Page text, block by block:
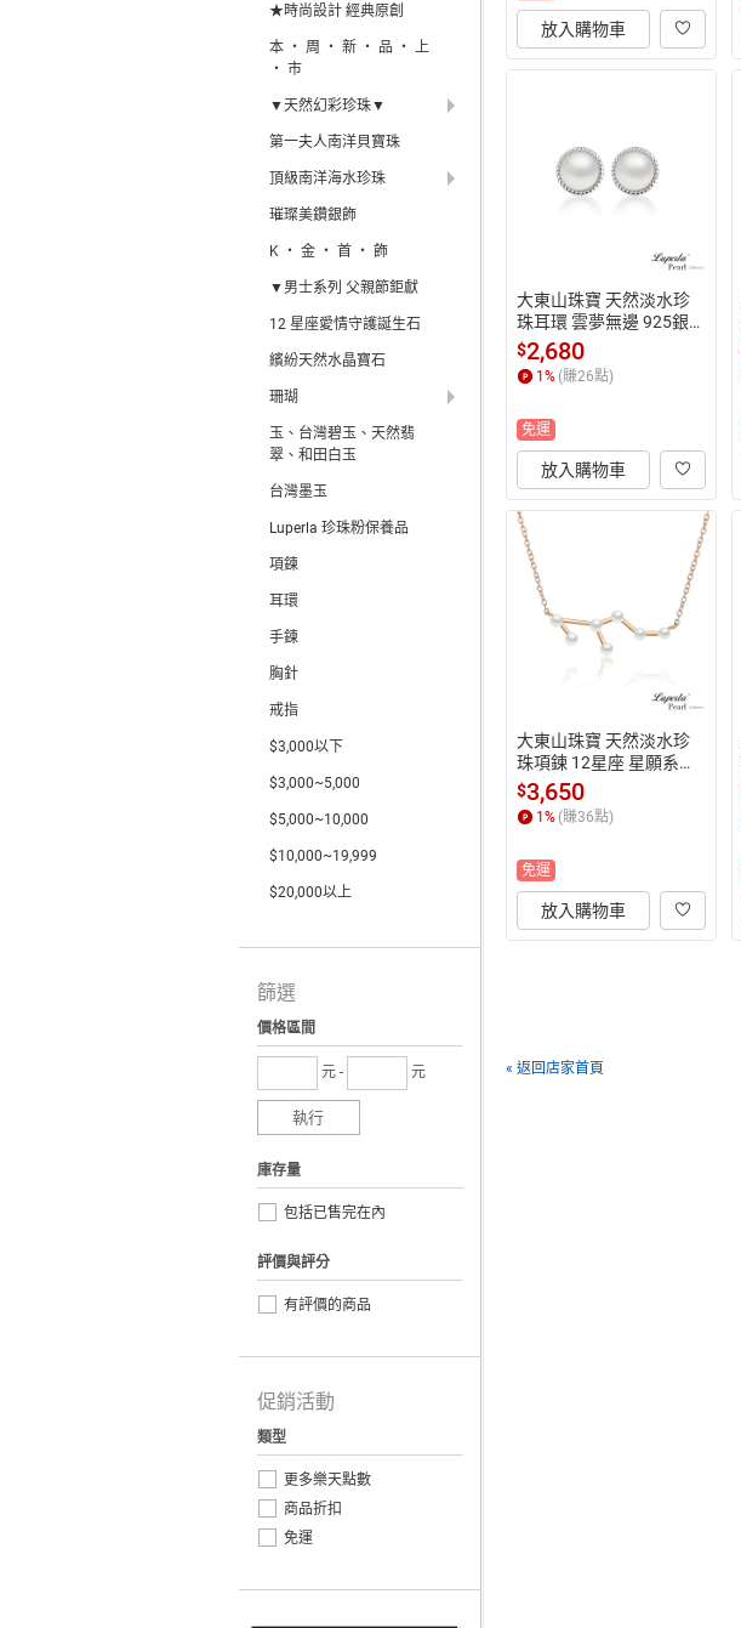
放入購物車
大東山珠寶 天然淡水珍
珠耳環 雲夢無邊 925銀
耳環
$2,680
1 % (賺26點)
免運
放入購物車
大東山珠寶 天然淡水珍
珠項鍊 12星座 星願系列
獅子座 925純銀鍍玫瑰
金 生日禮物
$3,650
1 % (賺36點)
免運
放入購物車
« 返回店家首頁
★時尚設計 經典原創
本 ‧ 周 ‧ 新 ‧ 品 ‧ 上
‧ 市
▼天然幻彩珍珠▼
第一夫人南洋貝寶珠
頂級南洋海水珍珠
璀璨美鑽銀飾
K ‧ 金 ‧ 首 ‧ 飾
▼男士系列 父親節鉅獻
12 星座愛情守護誕生石
繽紛天然水晶寶石
珊瑚
玉、台灣碧玉、天然翡
翠、和田白玉
台灣墨玉
Luperla 珍珠粉保養品
項鍊
耳環
手鍊
胸針
戒指
$3,000以下
$3,000~5,000
$5,000~10,000
$10,000~19,999
$20,000以上
篩選
價格區間
元 - 元
執行
庫存量
包括已售完在內
評價與評分
有評價的商品
促銷活動
類型
更多樂天點數
商品折扣
免運